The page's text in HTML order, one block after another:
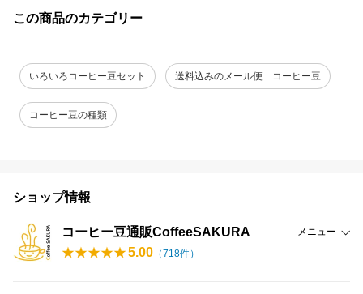
この商品のカテゴリー
いろいろコーヒー豆セット 送料込みのメール便 コーヒー豆
コーヒー豆の種類
ショップ情報
コーヒー豆通販CoffeeSAKURA メニュー
5.00 （718件）